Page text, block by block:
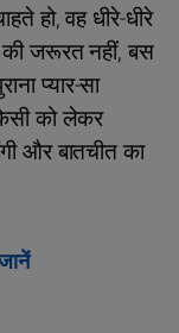
हो, वह धीरे-धीरे
जरूरत नहीं, बस
प्यार-सा
को लेकर
और बातचीत का